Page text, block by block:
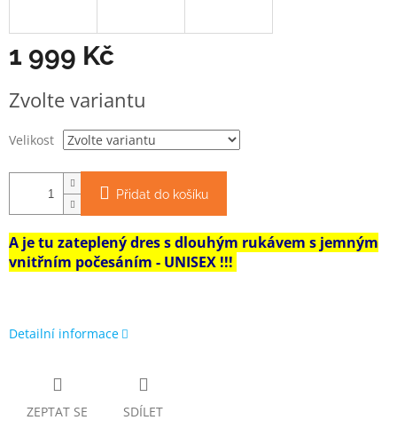
1 999 Kč
cena:
Zvolte variantu
Velikost
Přidat do košíku
A je tu zateplený dres s dlouhým rukávem s jemným
vnitřním počesáním - UNISEX !!!
Detailní informace
ZEPTAT SE SDÍLET